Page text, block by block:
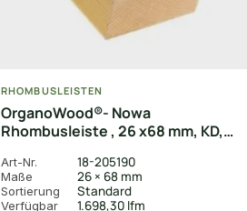
RHOMBUSLEISTEN
OrganoWood®- Nowa
Rhombusleiste , 26 x68 mm, KD,
Art-Nr. 18-205190
Maße 26 × 68 mm
Sortierung Standard
Verfügbar 1.698,30 lfm